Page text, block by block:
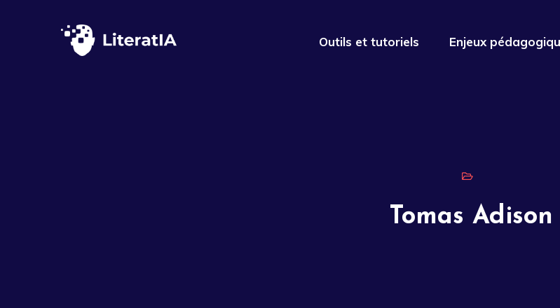
Outils et tutoriels Enjeux
Tomas Adison